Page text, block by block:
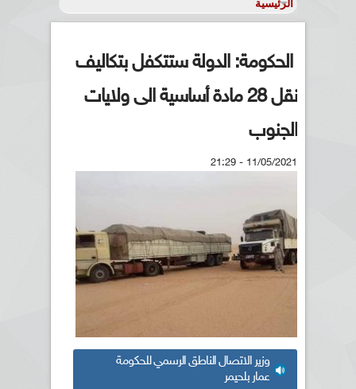
الحكومة: الدولة ستتكفل بتكاليف
نقل 28 مادة أساسية الى ولايات
الجنوب
11/05/2021 - 21:29
وزير الاتصال الناطق الرسمي للحكومة
عمار بلحيمر